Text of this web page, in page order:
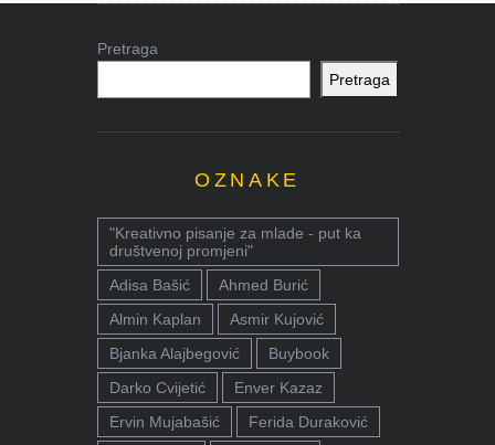
Pretraga
Pretraga
OZNAKE
"Kreativno pisanje za mlade - put ka
društvenoj promjeni"
Adisa Bašić
Ahmed Burić
Almin Kaplan
Asmir Kujović
Bjanka Alajbegović
Buybook
Darko Cvijetić
Enver Kazaz
Ervin Mujabašić
Ferida Duraković